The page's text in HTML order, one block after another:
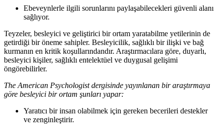
Ebeveynlerle ilgili sorunlarını paylaşabilecekleri güvenli alanı
sağlıyor.
Teyzeler, besleyici ve geliştirici bir ortam yaratabilme yetilerinin de
getirdiği bir öneme sahipler. Besleyicilik, sağlıklı bir ilişki ve bağ
kurmanın en kritik koşullarındandır. Araştırmacılara göre, duyarlı,
besleyici kişiler, sağlıklı entelektüel ve duygusal gelişimi
öngörebilirler.
The American Psychologist dergisinde yayınlanan bir araştırmaya
göre besleyici bir ortam şunları yapar:
Yaratıcı bir insan olabilmek için gereken becerileri destekler
ve zenginleştirir.